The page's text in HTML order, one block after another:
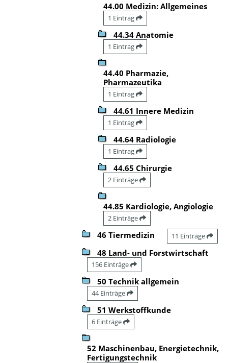
44.00 Medizin: Allgemeines
1 Eintrag
44.34 Anatomie
1 Eintrag
44.40 Pharmazie,
Pharmazeutika
1 Eintrag
44.61 Innere Medizin
1 Eintrag
44.64 Radiologie
1 Eintrag
44.65 Chirurgie
2 Einträge
44.85 Kardiologie, Angiologie
2 Einträge
46 Tiermedizin 11 Einträge
48 Land- und Forstwirtschaft
156 Einträge
50 Technik allgemein
44 Einträge
51 Werkstoffkunde
6 Einträge
52 Maschinenbau, Energietechnik,
Fertigungstechnik